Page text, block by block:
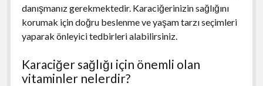
danışmanız gerekmektedir. Karaciğerinizin sağlığını
korumak için doğru beslenme ve yaşam tarzı seçimleri
yaparak önleyici tedbirleri alabilirsiniz.
Karaciğer sağlığı için önemli olan
vitaminler nelerdir?